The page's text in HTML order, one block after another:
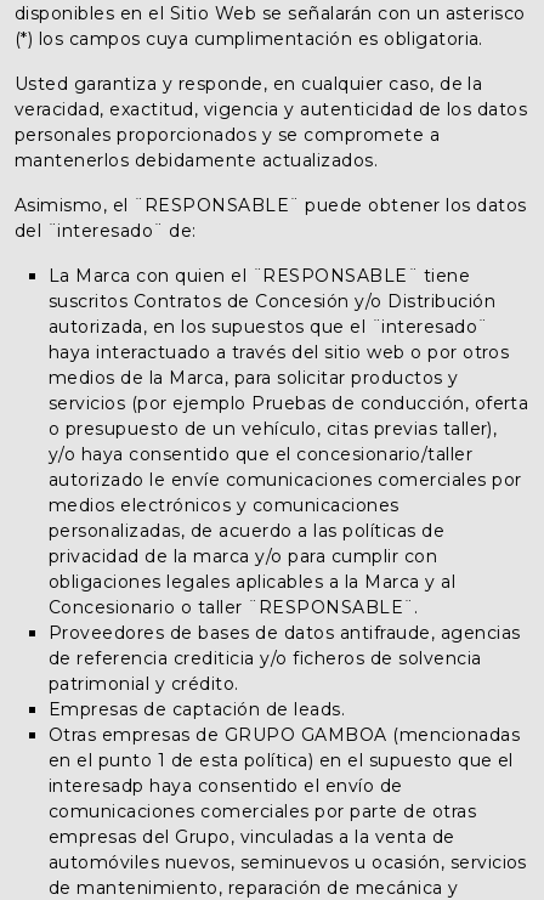
disponibles en el Sitio Web se señalarán con un asterisco
(*) los campos cuya cumplimentación es obligatoria.
Usted garantiza y responde, en cualquier caso, de la
veracidad, exactitud, vigencia y autenticidad de los datos
personales proporcionados y se compromete a
mantenerlos debidamente actualizados.
Asimismo, el ¨RESPONSABLE¨ puede obtener los datos
del ¨interesado¨ de:
La Marca con quien el ¨RESPONSABLE¨ tiene
suscritos Contratos de Concesión y/o Distribución
autorizada, en los supuestos que el ¨interesado¨
haya interactuado a través del sitio web o por otros
medios de la Marca, para solicitar productos y
servicios (por ejemplo Pruebas de conducción, oferta
o presupuesto de un vehículo, citas previas taller),
y/o haya consentido que el concesionario/taller
autorizado le envíe comunicaciones comerciales por
medios electrónicos y comunicaciones
personalizadas, de acuerdo a las políticas de
privacidad de la marca y/o para cumplir con
obligaciones legales aplicables a la Marca y al
Concesionario o taller ¨RESPONSABLE¨.
Proveedores de bases de datos antifraude, agencias
de referencia crediticia y/o ficheros de solvencia
patrimonial y crédito.
Empresas de captación de leads.
Otras empresas de GRUPO GAMBOA (mencionadas
en el punto 1 de esta política) en el supuesto que el
interesadp haya consentido el envío de
comunicaciones comerciales por parte de otras
empresas del Grupo, vinculadas a la venta de
automóviles nuevos, seminuevos u ocasión, servicios
de mantenimiento, reparación de mecánica y